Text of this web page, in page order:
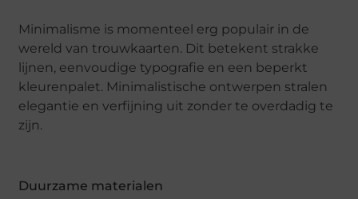
Minimalisme is momenteel erg populair in de
wereld van trouwkaarten. Dit betekent strakke
lijnen, eenvoudige typografie en een beperkt
kleurenpalet. Minimalistische ontwerpen stralen
elegantie en verfijning uit zonder te overdadig te
zijn.
Duurzame materialen